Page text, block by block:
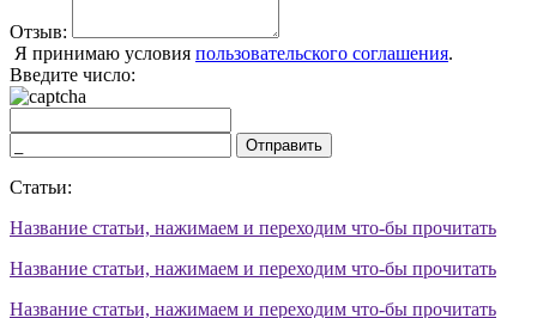
Отзыв:
Я принимаю условия пользовательского соглашения.
Введите число:
Отправить
Статьи:
Название статьи, нажимаем и переходим что-бы прочитать
Название статьи, нажимаем и переходим что-бы прочитать
Название статьи, нажимаем и переходим что-бы прочитать